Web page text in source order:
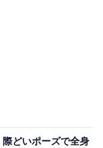
どいポーズで全身